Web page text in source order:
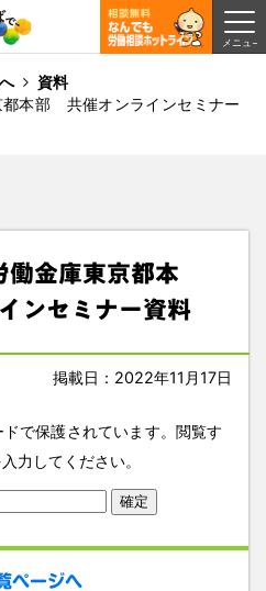
資料
都本部 共催オンラインセミナー
働金庫東京都本
ンセミナー資料
掲載日：2022年11月17日
で保護されています。閲覧す
力してください。
ページへ